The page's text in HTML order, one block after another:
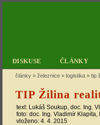
DISKUSE ČLÁNKY
články » železnice » logistika » tip
TIP Žilina
text: Lukáš Soukup, doc. Ing.
foto: doc. Ing. Vladimír Klapita,
vloženo: 4. 4. 2015